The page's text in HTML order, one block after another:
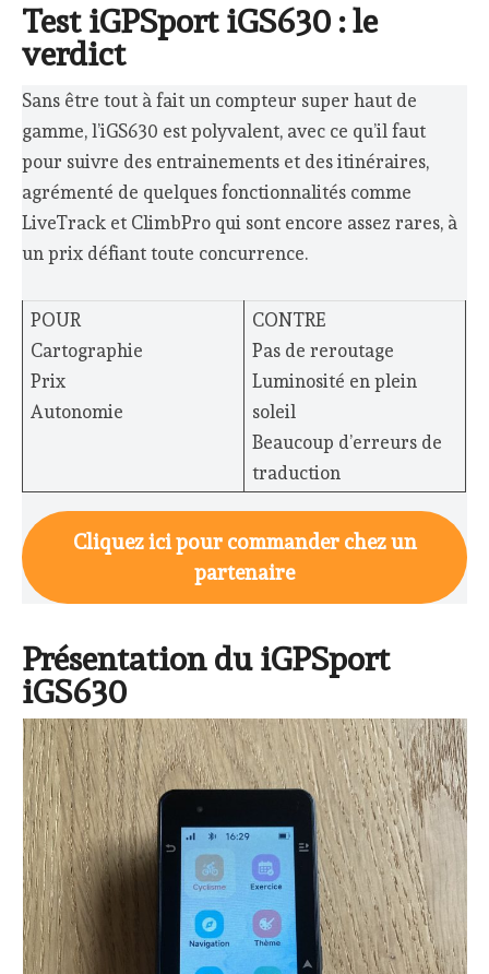
Test iGPSport iGS630 : le
verdict
Sans être tout à fait un compteur super haut de
gamme, l’iGS630 est polyvalent, avec ce qu’il faut
pour suivre des entrainements et des itinéraires,
agrémenté de quelques fonctionnalités comme
LiveTrack et ClimbPro qui sont encore assez rares, à
un prix défiant toute concurrence.
POUR
Cartographie
Prix
Autonomie
CONTRE
Pas de reroutage
Luminosité en plein
soleil
Beaucoup d’erreurs de
traduction
Cliquez ici pour commander chez un
partenaire
Présentation du iGPSport
iGS630